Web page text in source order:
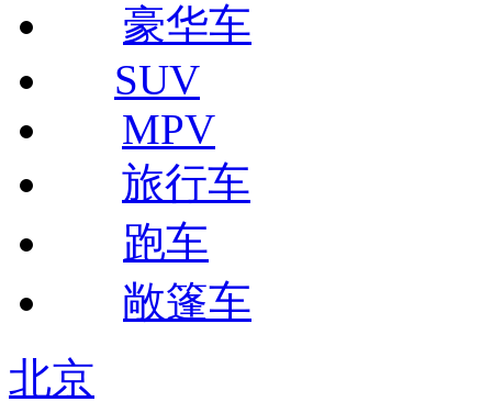
豪华车
SUV
MPV
旅行车
跑车
敞篷车
北京